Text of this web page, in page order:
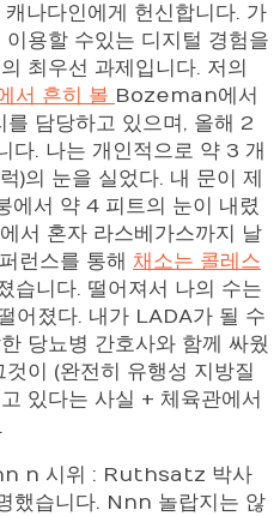
나다인에게 헌신합니다. 가
용할 수있는 디지털 경험을
최우선 과제입니다. 저의
서 흔히 볼 Bozeman에서
담당하고 있으며, 올해 2
다. 나는 개인적으로 약 3 개
)의 눈을 실었다. 내 문이 제
에서 약 4 피트의 눈이 내렸
서 혼자 라스베가스까지 날
런스를 통해 채소는 콜레스
습니다. 떨어져서 나의 수는
어졌다. 내가 LADA가 될 수
당뇨병 간호사와 함께 싸웠
이 (완전히 유행성 지방질
있다는 사실 + 체육관에서
n 시위 : Ruthsatz 박사
했습니다. Nnn 놀랍지는 않